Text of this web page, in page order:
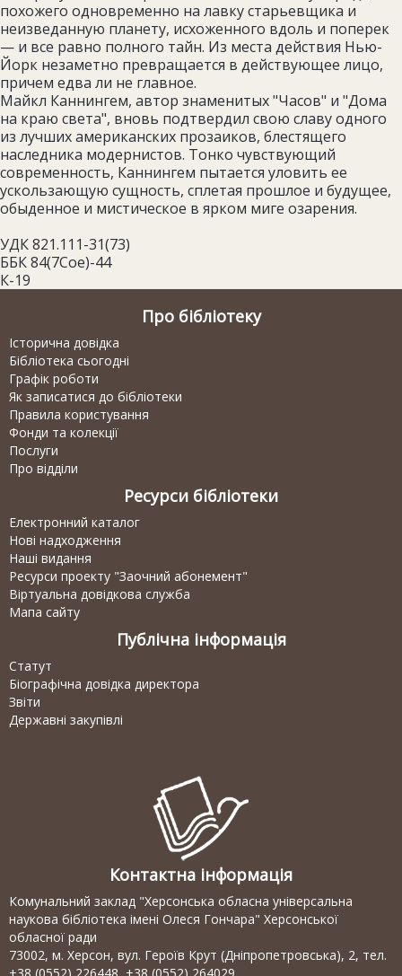
похожего одновременно на лавку старьевщика и
неизведанную планету, исхоженного вдоль и поперек
— и все равно полного тайн. Из места действия Нью-
Йорк незаметно превращается в действующее лицо,
причем едва ли не главное.
Майкл Каннингем, автор знаменитых "Часов" и "Дома
на краю света", вновь подтвердил свою славу одного
из лучших американских прозаиков, блестящего
наследника модернистов. Тонко чувствующий
современность, Каннингем пытается уловить ее
ускользающую сущность, сплетая прошлое и будущее,
обыденное и мистическое в ярком миге озарения.
УДК 821.111-31(73)
ББК 84(7Сое)-44
К-19
Про бібліотеку
Історична довідка
Бібліотека сьогодні
Графік роботи
Як записатися до бібліотеки
Правила користування
Фонди та колекції
Послуги
Про відділи
Ресурси бібліотеки
Електронний каталог
Нові надходження
Наші видання
Ресурси проекту "Заочний абонемент"
Віртуальна довідкова служба
Мапа сайту
Публічна інформація
Статут
Біографічна довідка директора
Звіти
Державні закупівлі
Контактна інформація
Комунальний заклад "Херсонська обласна універсальна
наукова бібліотека імені Олеся Гончара" Херсонської
обласної ради
73002, м. Херсон, вул. Героїв Крут (Дніпропетровська), 2, тел.
+38 (0552) 226448, +38 (0552) 264029